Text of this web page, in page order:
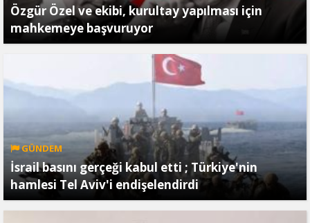
Özgür Özel ve ekibi, kurultay yapılması için
mahkemeye başvuruyor
GÜNDEM
İsrail basını gerçeği kabul etti ; Türkiye'nin
hamlesi Tel Aviv'i endişelendirdi